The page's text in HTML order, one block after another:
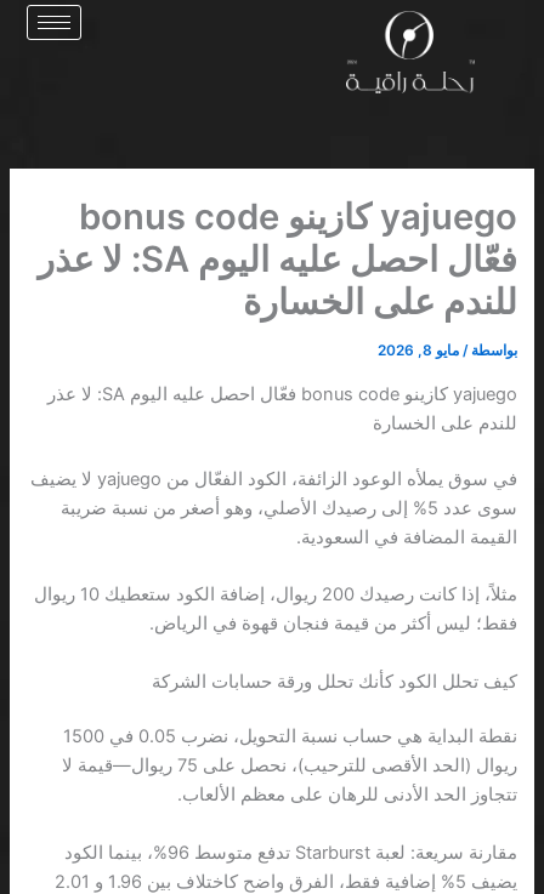
yajuego كازينو bonus code
فعّال احصل عليه اليوم SA: لا عذر
للندم على الخسارة
بواسطة /مايو 8, 2026
yajuego كازينو bonus code فعّال احصل عليه اليوم SA: لا عذر
للندم على الخسارة
في سوق يملأه الوعود الزائفة، الكود الفعّال من yajuego لا يضيف
سوى عدد 5% إلى رصيدك الأصلي، وهو أصغر من نسبة ضريبة
القيمة المضافة في السعودية.
مثلاً، إذا كانت رصيدك 200 ريوال، إضافة الكود ستعطيك 10 ريوال
فقط؛ ليس أكثر من قيمة فنجان قهوة في الرياض.
كيف تحلل الكود كأنك تحلل ورقة حسابات الشركة
نقطة البداية هي حساب نسبة التحويل، نضرب 0.05 في 1500
ريوال (الحد الأقصى للترحيب)، نحصل على 75 ريوال—قيمة لا
تتجاوز الحد الأدنى للرهان على معظم الألعاب.
مقارنة سريعة: لعبة Starburst تدفع متوسط 96%، بينما الكود
يضيف 5% إضافية فقط، الفرق واضح كاختلاف بين 1.96 و 2.01